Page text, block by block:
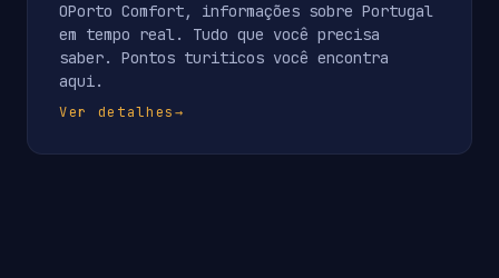
OPorto Comfort, informações sobre Portugal
em tempo real. Tudo que você precisa
saber. Pontos turiticos você encontra
aqui.
Ver detalhes→